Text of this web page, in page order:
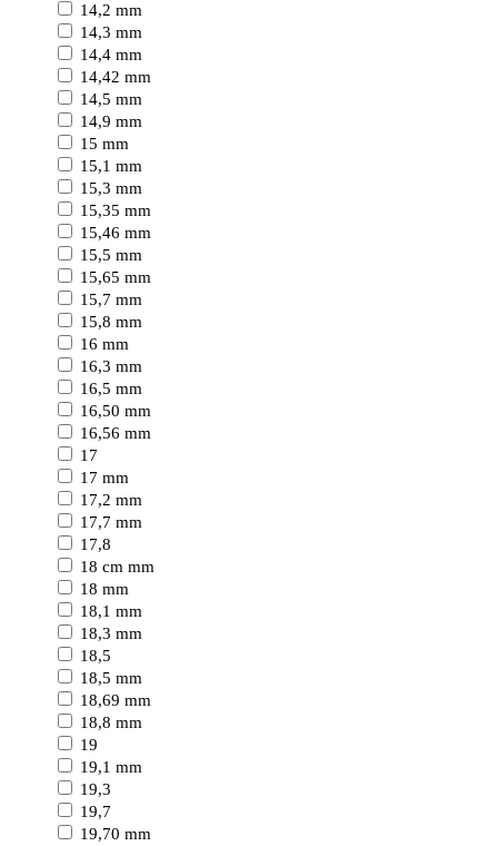
14,2 mm
14,3 mm
14,4 mm
14,42 mm
14,5 mm
14,9 mm
15 mm
15,1 mm
15,3 mm
15,35 mm
15,46 mm
15,5 mm
15,65 mm
15,7 mm
15,8 mm
16 mm
16,3 mm
16,5 mm
16,50 mm
16,56 mm
17
17 mm
17,2 mm
17,7 mm
17,8
18 cm mm
18 mm
18,1 mm
18,3 mm
18,5
18,5 mm
18,69 mm
18,8 mm
19
19,1 mm
19,3
19,7
19,70 mm